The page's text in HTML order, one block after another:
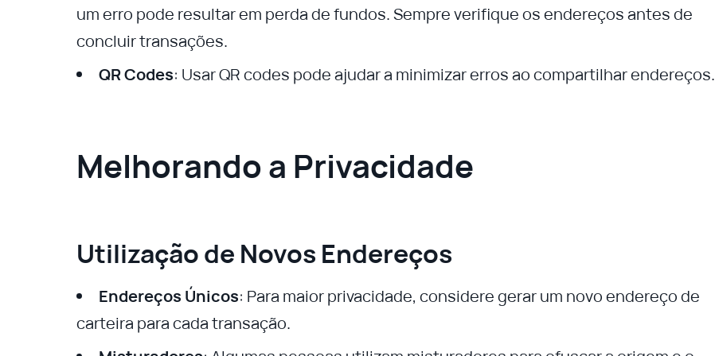
um erro pode resultar em perda de fundos. Sempre verifique os endereços antes de
concluir transações.
QR Codes: Usar QR codes pode ajudar a minimizar erros ao compartilhar endereços.
Melhorando a Privacidade
Utilização de Novos Endereços
Endereços Únicos: Para maior privacidade, considere gerar um novo endereço de
carteira para cada transação.